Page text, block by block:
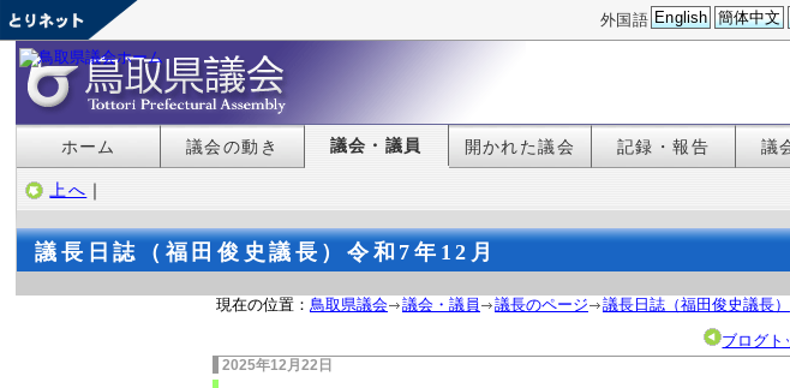
外国語 English 簡体中文
ホーム 議会の動き 議会・議員 開かれた議会 記録・報告 議
上へ ｜
議長日誌（福田俊史議長）令和7年12月
現在の位置： 鳥取県議会 議会・議員 議長のページ 議長日誌（福田俊史議長）
ブログト
2025年12月22日